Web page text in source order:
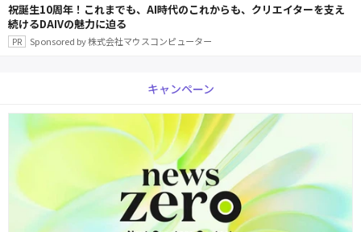
祝誕生10周年！これまでも、AI時代のこれからも、クリエイターを支え
続けるDAIVの魅力に迫る
Sponsored by 株式会社マウスコンピューター
キャンペーン